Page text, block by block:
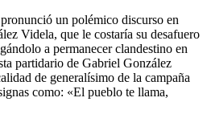
un polémico discurso en
Videla, que le costaría su desafuero
a permanecer clandestino en
partidario de Gabriel González
de generalísimo de la campaña
como: «El pueblo te llama,